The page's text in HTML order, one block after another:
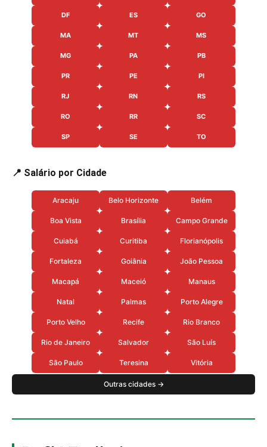
DF ES GO
MA MT MS
MG PA PB
PR PE PI
RJ RN RS
RO RR SC
SP SE TO
📍 Salário por Cidade
Aracaju Belo Horizonte Belém
Boa Vista Brasília Campo Grande
Cuiabá Curitiba Florianópolis
Fortaleza Goiânia João Pessoa
Macapá Maceió Manaus
Natal Palmas Porto Alegre
Porto Velho Recife Rio Branco
Rio de Janeiro Salvador São Luís
São Paulo Teresina Vitória
Outras cidades →